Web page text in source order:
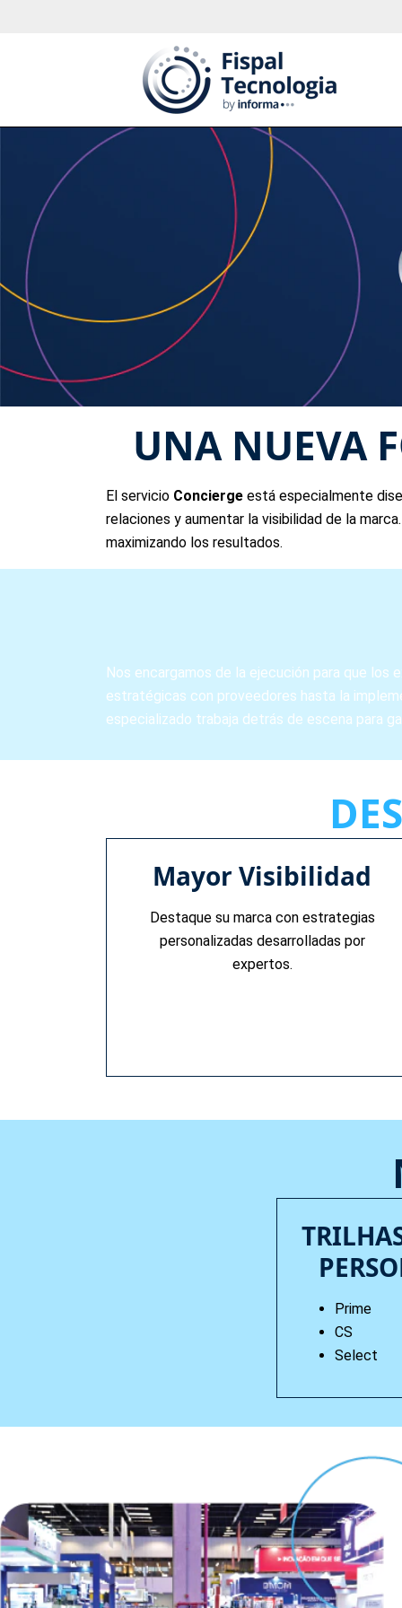
UNA NUEVA
El servicio Concierge está especialmente
relaciones y aumentar la visibilidad de la
maximizando los resultados.
Nos encargamos de la ejecución para que
estratégicas con proveedores hasta la
especializado trabaja detrás de escena para
Mayor Visibilidad
Destaque su marca con estrategias
personalizadas desarrolladas por
expertos.
Prime
CS
Select